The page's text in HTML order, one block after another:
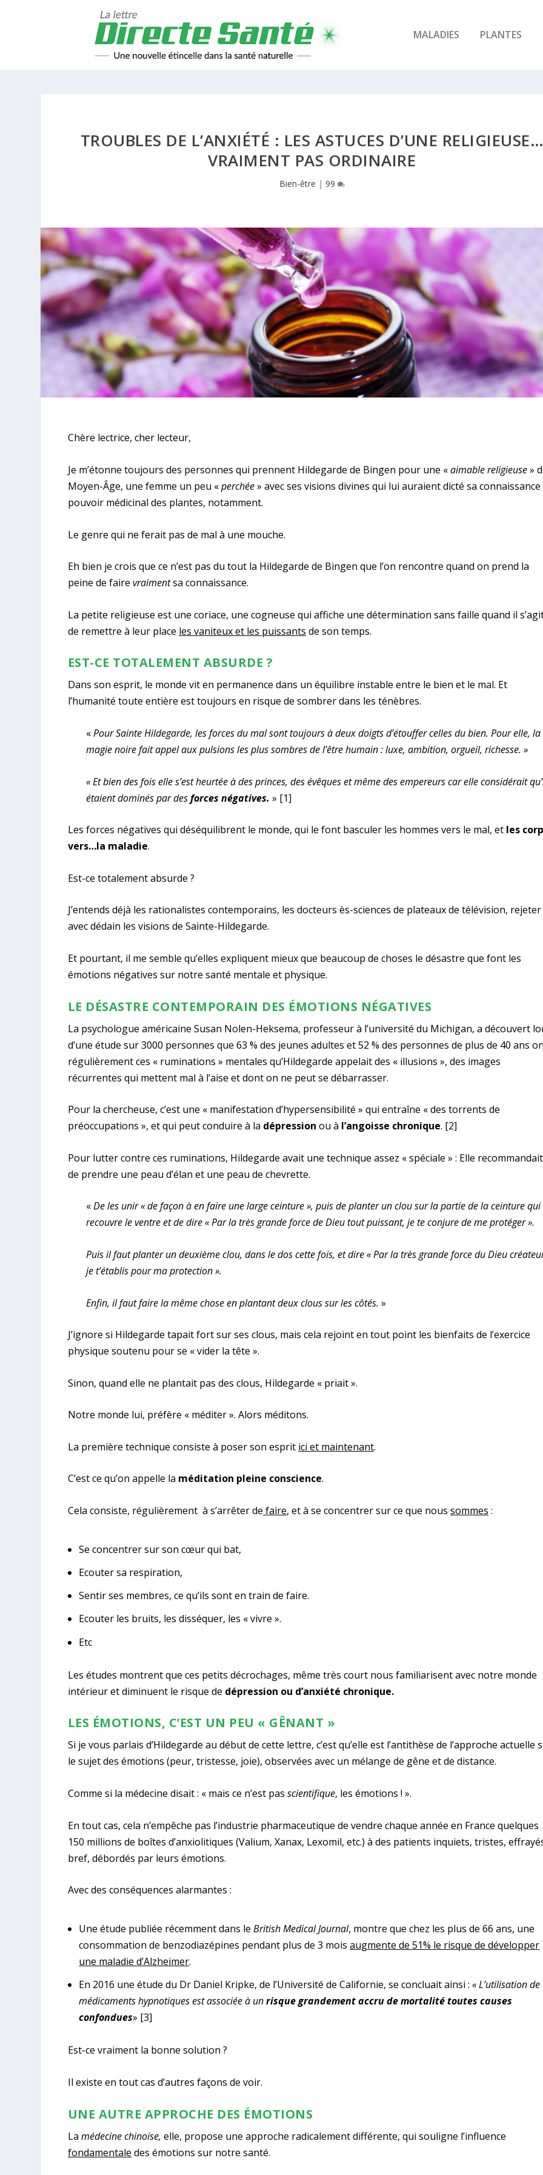
MALADIES PLANTES
TROUBLES DE L’ANXIÉTÉ : LES ASTUCES D’UNE
VRAIMENT PAS ORDINAIRE
Bien-être | 99
Chère lectrice, cher lecteur,
Je m’étonne toujours des personnes qui prennent Hildegarde de Bingen pour une «aimable religieuse»
Moyen-Âge, une femme un peu «perchée» avec ses visions divines qui lui auraient dicté sa
pouvoir médicinal des plantes, notamment.
Le genre qui ne ferait pas de mal à une mouche.
Eh bien je crois que ce n’est pas du tout la Hildegarde de Bingen que l’on rencontre quand on prend la
peine de faire vraimentsa connaissance.
La petite religieuse est une coriace, une cogneuse qui affiche une détermination sans faille quand il
de remettre à leur place les vaniteux et les puissants de son temps.
EST-CE TOTALEMENT ABSURDE ?
Dans son esprit, le monde vit en permanence dans un équilibre instable entre le bien et le mal. Et
l’humanité toute entière est toujours en risque de sombrer dans les ténèbres.
«Pour Sainte Hildegarde, les forces du mal sont toujours à deux doigts d’étouffer celles du bien. Pour elle, la
magie noire fait appel aux pulsions les plus sombres de l’être humain : luxe, ambition, orgueil, richesse. »
« Et bien des fois elle s’est heurtée à des princes, des évêques et même des empereurs car elle considérait
étaient dominés par desforces négatives. » [1]
Les forces négatives qui déséquilibrent le monde, qui le font basculer les hommes vers le mal, et les
vers…la maladie.
Est-ce totalement absurde ?
J’entends déjà les rationalistes contemporains, les docteurs ès-sciences de plateaux de télévision, rejeter
avec dédain les visions de Sainte-Hildegarde.
Et pourtant, il me semble qu’elles expliquent mieux que beaucoup de choses le désastre que font les
émotions négatives sur notre santé mentale et physique.
LE DÉSASTRE CONTEMPORAIN DES ÉMOTIONS NÉGATIVES
La psychologue américaine Susan Nolen-Heksema, professeur à l’université du Michigan, a découvert
d’une étude sur 3000 personnes que 63 % des jeunes adultes et 52 % des personnes de plus de 40 ans
régulièrement ces « ruminations » mentales qu’Hildegarde appelait des « illusions », des images
récurrentes qui mettent mal à l’aise et dont on ne peut se débarrasser.
Pour la chercheuse, c’est une « manifestation d’hypersensibilité » qui entraîne « des torrents de
préoccupations », et qui peut conduire à la dépression ou à l’angoisse chronique. [2]
Pour lutter contre ces ruminations, Hildegarde avait une technique assez « spéciale » : Elle recommandait
de prendre une peau d’élan et une peau de chevrette.
«De les unir « de façon à en faire une large ceinture », puis de planter un clou sur la partie de la ceinture qui
recouvre le ventre et de dire « Par la très grande force de Dieu tout puissant, je te conjure de me protéger ».
Puis il faut planter un deuxième clou, dans le dos cette fois, et dire « Par la très grande force du Dieu
je t’établis pour ma protection ».
Enfin, il faut faire la même chose en plantant deux clous sur les côtés. »
J’ignore si Hildegarde tapait fort sur ses clous, mais cela rejoint en tout point les bienfaits de l’exercice
physique soutenu pour se « vider la tête ».
Sinon, quand elle ne plantait pas des clous, Hildegarde « priait ».
Notre monde lui, préfère « méditer ». Alors méditons.
La première technique consiste à poser son esprit ici et maintenant.
C’est ce qu’on appelle la méditation pleine conscience.
Cela consiste, régulièrement à s’arrêter de faire, et à se concentrer sur ce que nous sommes :
Se concentrer sur son cœur qui bat,
Ecouter sa respiration,
Sentir ses membres, ce qu’ils sont en train de faire.
Ecouter les bruits, les disséquer, les « vivre ».
Etc
Les études montrent que ces petits décrochages, même très court nous familiarisent avec notre monde
intérieur et diminuent le risque de dépression ou d’anxiété chronique.
LES ÉMOTIONS, C’EST UN PEU « GÊNANT »
Si je vous parlais d’Hildegarde au début de cette lettre, c’est qu’elle est l’antithèse de l’approche actuelle
le sujet des émotions (peur, tristesse, joie), observées avec un mélange de gêne et de distance.
Comme si la médecine disait : « mais ce n’est pas scientifique, les émotions ! ».
En tout cas, cela n’empêche pas l’industrie pharmaceutique de vendre chaque année en France quelques
150 millions de boîtes d’anxiolitiques (Valium, Xanax, Lexomil, etc.) à des patients inquiets, tristes,
bref, débordés par leurs émotions.
Avec des conséquences alarmantes :
Une étude publiée récemment dans leBritish Medical Journal, montre que chez les plus de 66 ans, une
consommation de benzodiazépines pendant plus de 3 moisaugmente de 51% le risque de développer
une maladie d’Alzheimer.
En 2016 une étude du Dr Daniel Kripke, de l’Université de Californie, se concluait ainsi :« L’utilisation de
médicaments hypnotiques est associée à unrisque grandement accru de mortalité toutes causes
confondues» [3]
Est-ce vraiment la bonne solution ?
Il existe en tout cas d’autres façons de voir.
UNE AUTRE APPROCHE DES ÉMOTIONS
La médecine chinoise, elle, propose une approche radicalement différente, qui souligne l’influence
fondamentale des émotions sur notre santé.